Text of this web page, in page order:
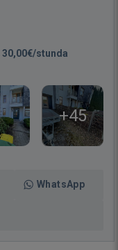
30,00€/stunda
+45
WhatsApp